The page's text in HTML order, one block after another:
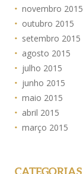
novembro 2015
outubro 2015
setembro 2015
agosto 2015
julho 2015
junho 2015
maio 2015
abril 2015
março 2015
CATEGORIAS